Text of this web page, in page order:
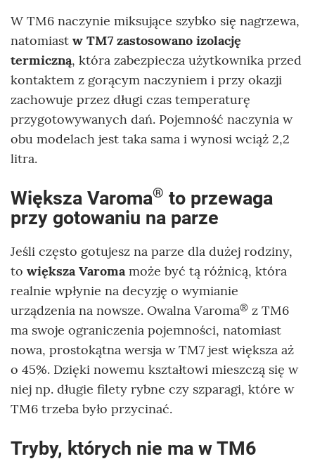
W TM6 naczynie miksujące szybko się nagrzewa,
natomiast w TM7 zastosowano izolację
termiczną, która zabezpiecza użytkownika przed
kontaktem z gorącym naczyniem i przy okazji
zachowuje przez długi czas temperaturę
przygotowywanych dań. Pojemność naczynia w
obu modelach jest taka sama i wynosi wciąż 2,2
litra.
Większa Varoma® to przewaga
przy gotowaniu na parze
Jeśli często gotujesz na parze dla dużej rodziny,
to większa Varomamoże być tą różnicą, która
realnie wpłynie na decyzję o wymianie
urządzenia na nowsze. Owalna Varoma® z TM6
ma swoje ograniczenia pojemności, natomiast
nowa, prostokątna wersja w TM7 jest większa aż
o 45%. Dzięki nowemu kształtowi mieszczą się w
niej np. długie filety rybne czy szparagi, które w
TM6 trzeba było przycinać.
Tryby, których nie ma w TM6